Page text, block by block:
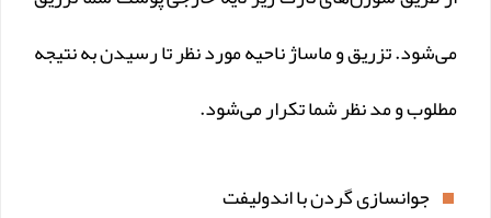
می‌شود. تزریق و ماساژ ناحیه مورد نظر تا رسیدن به نتیجه
مطلوب و مد نظر شما تکرار می‌شود.
جوانسازی گردن با اندولیفت